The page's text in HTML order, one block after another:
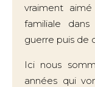
vraiment
familiale
guerre puis de
Ici nous
années qui